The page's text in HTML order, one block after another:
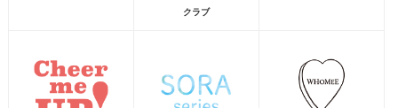
クラブ